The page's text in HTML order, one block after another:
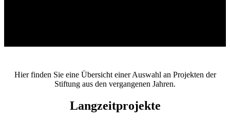
Hier finden Sie eine Übersicht einer Auswahl an Projekten der
Stiftung aus den vergangenen Jahren.
Langzeitprojekte